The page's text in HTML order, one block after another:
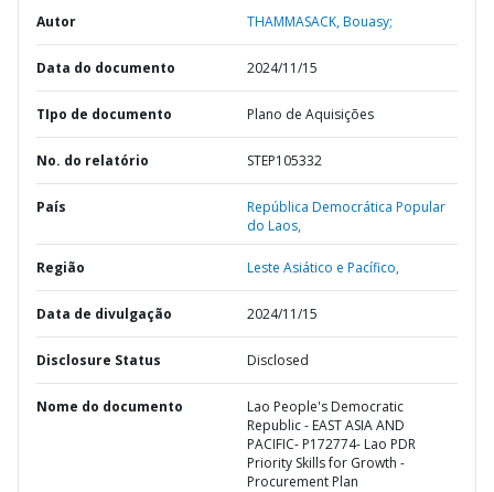
Autor THAMMASACK, Bouasy;
Data do documento 2024/11/15
TIpo de documento Plano de Aquisições
No. do relatório STEP105332
País
República Democrática Popular
do Laos,
Região Leste Asiático e Pacífico,
Data de divulgação 2024/11/15
Disclosure Status Disclosed
Nome do documento
Lao People's Democratic
Republic - EAST ASIA AND
PACIFIC- P172774- Lao PDR
Priority Skills for Growth -
Procurement Plan